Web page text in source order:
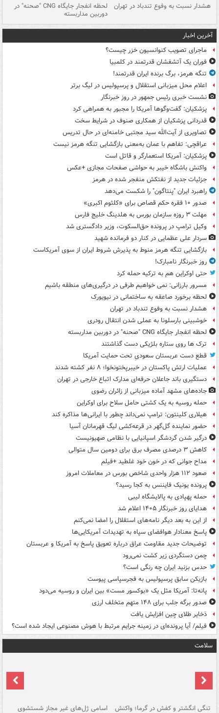
هشدار نسبت به وفوع تندباد در تهران لحظه انفجار جایگاه CNG "صحنه" در
دوربین مداربسته
آخرین اخبار
ماجرای تصویب کنوانسیون خزر چیست؟
فوران یک آتشفشان قدرتمند در کلمبیا
تنگه هرمز، برگ برنده ایران قدرتمند!
اعلام محل میزبانی استقلال و پرسپولیس در لیگ برتر
نشست خبری رئیس جمهور در روز خبرنگار
پزشکیان: گفت‌وگوها آمریکا را مجبور به همراهی کرد
قدردانی پزشکیان از همکاری صنوف در شرایط سخت
تصاویری از آیت‌الله سید مجتبی خامنه‌ای در حال تدریس
عراقچی: تفاهم با عمان به‌معنی بازگشایی تنگه هرمز نیست
پزشکیان: آمریکا استعمارگر و قاتل است
واکنش باشگاه خیبر به حواشی صفحات مجازی +عکس
جزئیات جدید از نفتکش منفجر شده در هرمز
راهبرد ایران "پنتاگون" را شکست می‌دهد
صدور ۱۰ فقره حکم قصاص برای «کلثوم اکبری»
مهلت ۳ روزه سازمان بورس به هلدینگ خلیج فارس
وکیل ترامپ در پرونده حق‌السکوت، وزیر دادگستری شد
سردار علی عظمایی در کنار دو فرمانده شهید
بازگشایی تنگه هرمز منوط به پذیرش شروط ایران از سوی آمریکاست
روز خبرنگار نامبارک!
حتی اوکراین هم به ترکیه حمله کرد
مسرور بارزانی: نمی خواهیم طرفی در درگیری‌های منطقه باشیم
لحظه برخورد صاعقه به ساختمانی در نیویورک
هشدار نسبت به وفوع تندباد در تهران
خوشبینی بارسلونا به عملی شدن انتقال رودری
لحظه انفجار جایگاه CNG "صحنه" در دوربین مداربسته
ترک ها روی ستاره بلژیکی دست گذاشتند
قطع دست عربستان سعودیِ تحت حمایت آمریکا
عملیات ارتش پاکستان در خیبرپختونخوا؛ ۸ نفر کشته شدند
دستگیری باند جاعلان حرفه‌ای مدارک اتباع خارجی در تهران
جاده‌های مشهد آماده میزبانی از زائران رضوی
حمله روسیه به یک کشتی حامل سلاح برای اوکراین
هیلاری کلینتون: ترامپ نمی‌داند چطور با ایرانی‌ها مذاکره کند
حضور نماینده گل‌گهر در قرعه‌کشی لیگ قهرمانان آسیا
درگیر شدن گردشگر اسپانیایی با نظامی صهیونیست
کاهش ۳ درصدی مصرف برق برای دومین سال متوالی
مداح جوانی که در خون خود غلطید +فیلم
صعود ۱۱۲ هزار واحدی شاخص بورس در معاملات امروز
پرونده یونیک فایننس به کجا رسید؟
حمله پهپادی به پالایشگاه لیبی
هدایای روز خبرنگار ۱۴۰۵ اعلام شد
از این به بعد دیگر نامه‌های استقلال را امضا نمی‌کنم
پاسخ معنادار هوافضای سپاه به تهدیدات آمریکایی‌ها
توضیحات جدید مقاومت عراق درباره تعویق پاسخ به آمریکا و عربستان
چمن دستگردی زیر کشت نمی‌رود
حدس بزنید ایران چه رنگی است؟
بازیکن سابق پرسپولیس به فجرسپاسی پیوست
پانه‌تا: آمریکا مثل یک «بوکسور مست» بین ایران و روسیه می‌دود
صدور برگه جلب برای ۱۴۸ متهم متخلف ارزی
ذخایر طلای چین افزایش یافت
فیلم/ آیا پرونده‌ای در زمینه جرایم مرتبط با هوش مصنوعی ایجاد شده است؟
سلامت
تنگی انگشتر و کفش در گرما؛ واکنش اسامی ژل‌های غیر مجاز شستشوی